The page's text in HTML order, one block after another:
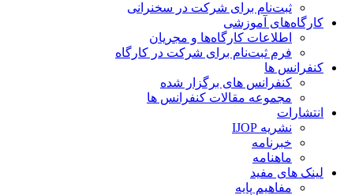
ثبت‌نام برای شرکت در سخنرانی
کارگاه‌های آموزشی
اطلاعات کارگاه‌ها و مجریان
فرم ثبت‌نام برای شرکت در کارگاه
کنفرانس ها
کنفرانس های برگزار شده
مجموعه مقالات کنفرانس ها
انتشارات
نشریه IJOP
خبرنامه
ماهنامه
لینک های مفید
مفاهیم پایه